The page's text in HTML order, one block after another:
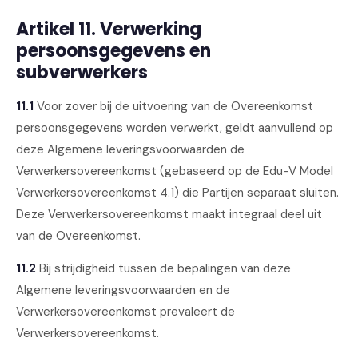
Artikel 11. Verwerking
persoonsgegevens en
subverwerkers
11.1 Voor zover bij de uitvoering van de Overeenkomst
persoonsgegevens worden verwerkt, geldt aanvullend op
deze Algemene leveringsvoorwaarden de
Verwerkersovereenkomst (gebaseerd op de Edu-V Model
Verwerkersovereenkomst 4.1) die Partijen separaat sluiten.
Deze Verwerkersovereenkomst maakt integraal deel uit
van de Overeenkomst.
11.2 Bij strijdigheid tussen de bepalingen van deze
Algemene leveringsvoorwaarden en de
Verwerkersovereenkomst prevaleert de
Verwerkersovereenkomst.